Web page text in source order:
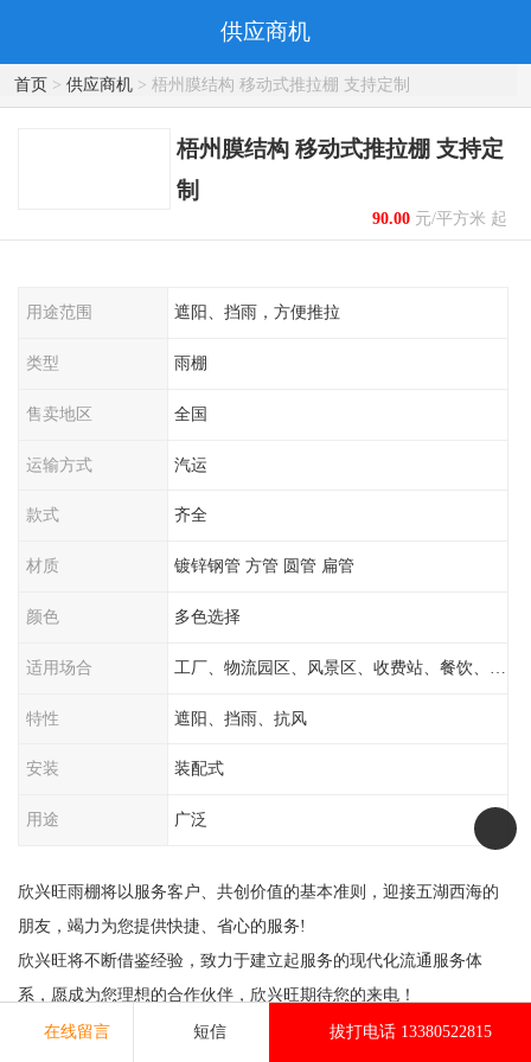
供应商机
首页> 供应商机> 梧州膜结构 移动式推拉棚 支持定制
梧州膜结构 移动式推拉棚 支持定
制
90.00元/平方米 起
用途范围 遮阳、挡雨，方便推拉
类型 雨棚
售卖地区 全国
运输方式 汽运
款式 齐全
材质 镀锌钢管 方管 圆管 扁管
颜色 多色选择
适用场合
特性 遮阳、挡雨、抗风
安装 装配式
用途 广泛
欣兴旺雨棚将以服务客户、共创价值的基本准则，迎接五湖西海的
朋友，竭力为您提供快捷、省心的服务!
欣兴旺将不断借鉴经验，致力于建立起服务的现代化流通服务体
系，愿成为您理想的合作伙伴，欣兴旺期待您的来电！
公司以精深的技术、精致的工艺、为客户提供整套的效劳，移动伸
在线留言 短信 拔打电话 13380522815